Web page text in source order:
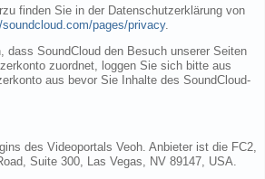
finden Sie in der Datenschutzerklärung von
soundcloud.com/pages/privacy.
dass SoundCloud den Besuch unserer Seiten
zuordnet, loggen Sie sich bitte aus
aus bevor Sie Inhalte des SoundCloud-
des Videoportals Veoh. Anbieter ist die FC2,
Suite 300, Las Vegas, NV 89147, USA.